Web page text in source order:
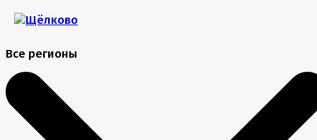
Все регионы